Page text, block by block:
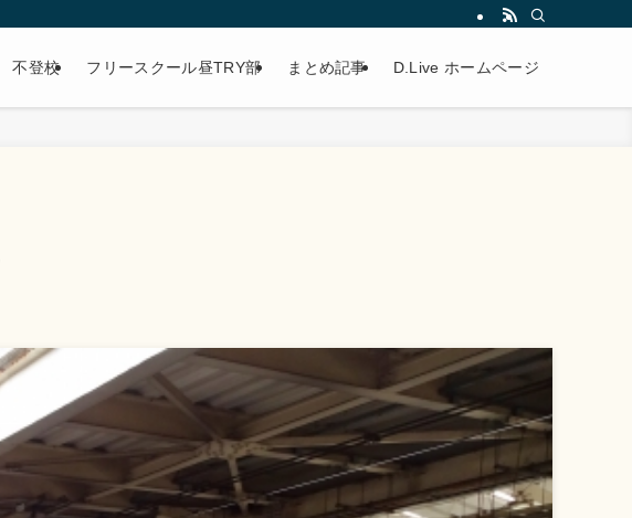
不登校 フリースクール昼TRY部 まとめ記事 D.Live ホームページ